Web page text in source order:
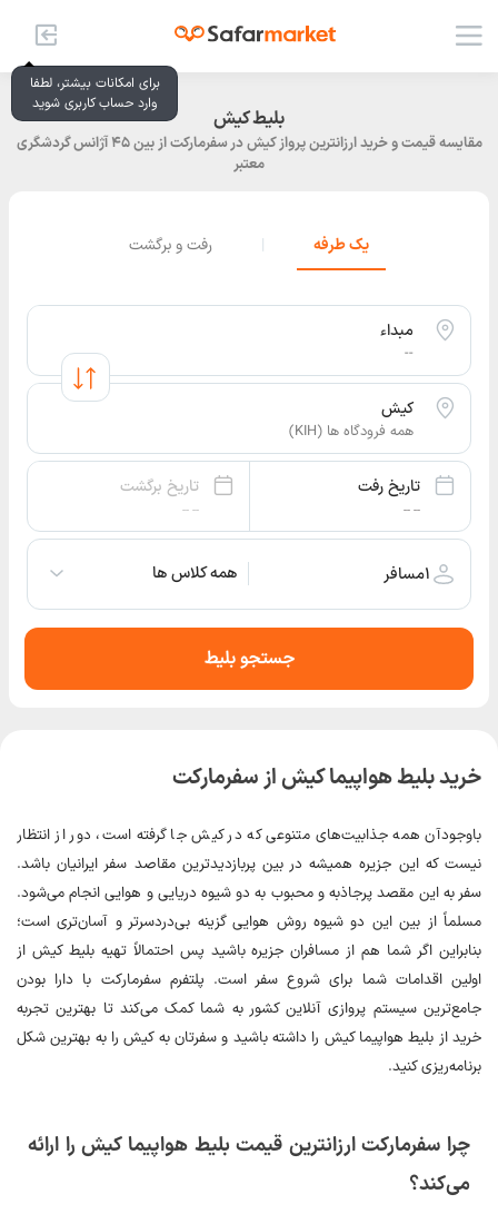
برای امکانات بیشتر، لطفا
وارد حساب کاربری شوید
بلیط کیش
مقایسه قیمت و خرید ارزانترین پرواز کیش در سفرمارکت از بین ۴۵ آژانس گردشگری
معتبر
یک طرفه | رفت و برگشت
مبداء
--
کیش
همه فرودگاه ها (KIH)
تاریخ برگشت
-- --
تاریخ رفت
-- --
همه کلاس ها ۱مسافر
جستجو بلیط
خرید بلیط هواپیما کیش از سفرمارکت
باوجودآن همه جذابیت‌های‌ متنوعی که در کیش جا گرفته‌ است، دور از انتظار
نیست که این جزیره همیشه در بین پربازدیدترین مقاصد سفر ایرانیان باشد.
سفر به این مقصد پرجاذبه و محبوب به دو شیوه دریایی و هوایی انجام می‌شود.
مسلماً از بین این دو شیوه روش هوایی گزینه‌ بی‌دردسرتر و آسان‌تری است؛
بنابراین اگر شما هم از مسافران جزیره باشید پس احتمالاً تهیه بلیط کیش از
اولین اقدامات شما برای شروع سفر است. پلتفرم سفرمارکت با دارا بودن
جامع‌ترین سیستم پروازی آنلاین کشور به شما کمک می‌کند تا بهترین تجربه
خرید از بلیط هواپیما کیش را داشته باشید و سفرتان به کیش را به بهترین شکل
برنامه‌ریزی کنید.
چرا سفرمارکت ارزانترین قیمت بلیط هواپیما کیش را ارائه
می‌کند؟